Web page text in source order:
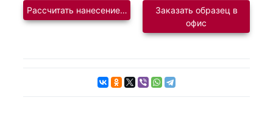
Рассчитать нанесение логотипаЗаказать образец в
офис